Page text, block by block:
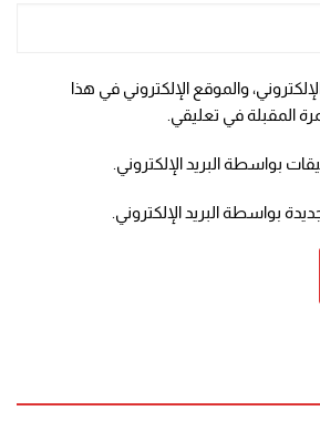
والموقع الإلكتروني في هذا
المقبلة في تعليقي.
بواسطة البريد الإلكتروني.
بواسطة البريد الإلكتروني.